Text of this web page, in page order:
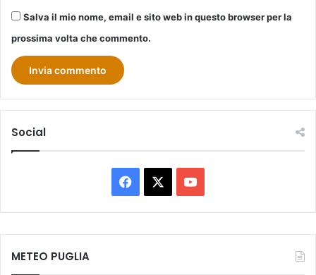
Salva il mio nome, email e sito web in questo browser per la
prossima volta che commento.
Social
Facebook You
Tube
METEO PUGLIA